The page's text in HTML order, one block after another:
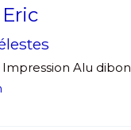
Alu dibon